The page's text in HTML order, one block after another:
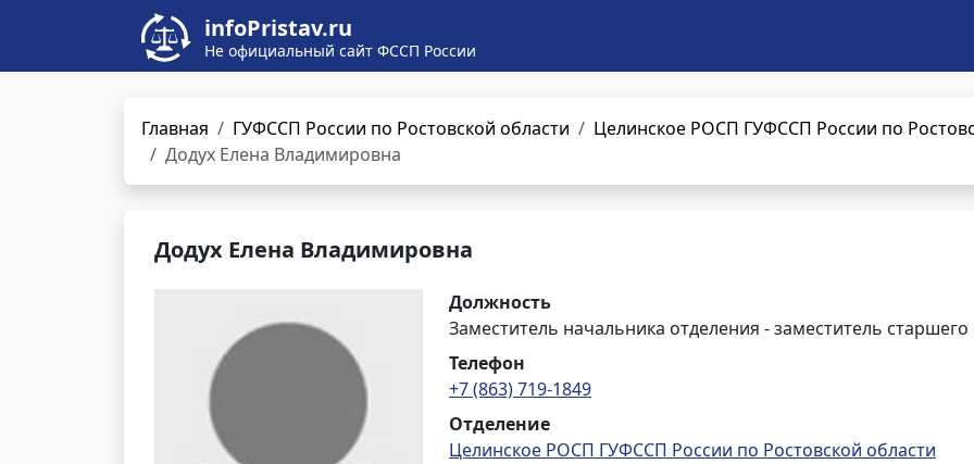
infoPristav.ru
Не официальный сайт ФССП России
Главная ГУФССП России по Ростовской области
Целинское РОСП ГУФССП России по
Додух Елена Владимировна
Додух Елена Владимировна
Должность
Заместитель начальника отделения - заместитель старшего
Телефон
+7 (863) 719-1849
Отделение
Целинское РОСП ГУФССП России по Ростовской области